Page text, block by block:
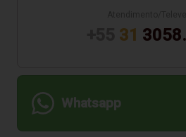
31
Whatsapp